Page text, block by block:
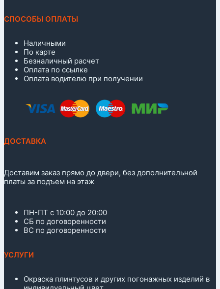
СПОСОБЫ ОПЛАТЫ
Наличными
По карте
Безналичный расчет
Оплата по ссылке
Оплата водителю при получении
ДОСТАВКА
Доставим заказ прямо до двери, без дополнительной
платы за подъем на этаж
ПН-ПТ с 10:00 до 20:00
СБ по договоренности
ВС по договоренности
УСЛУГИ
Окраска плинтусов и других погонажных изделий в